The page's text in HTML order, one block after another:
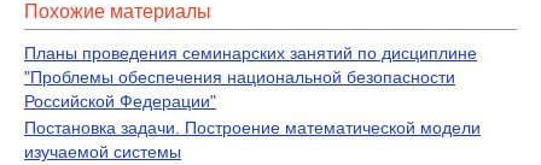
Похожие материалы
Планы проведения семинарских занятий по дисциплине
"Проблемы обеспечения национальной безопасности
Российской Федерации"
Постановка задачи. Построение математической модели
изучаемой системы